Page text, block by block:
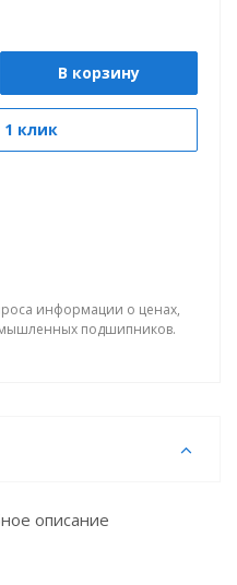
В корзину
1 клик
информации о ценах,
подшипников.
описание